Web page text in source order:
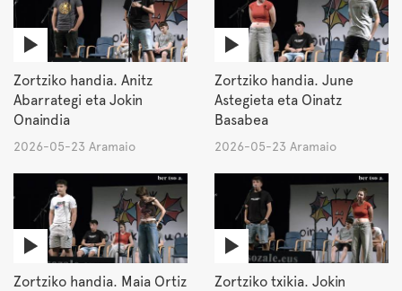
Zortziko handia. Anitz
Abarrategi eta Jokin
Onaindia
2026-05-23 Aramaio
Zortziko handia. June
Astegieta eta Oinatz
Basabea
2026-05-23 Aramaio
Zortziko handia. Maia Ortiz
Zortziko txikia. Jokin